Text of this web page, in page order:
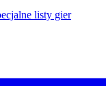
listy gier